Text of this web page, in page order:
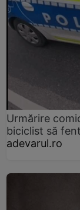
Urmărire
biciclist să
adevarul.ro